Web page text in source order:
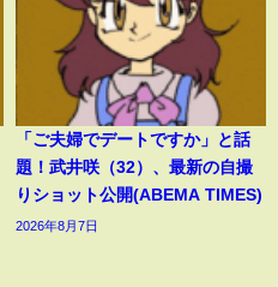
「ご夫婦でデートですか」と話
題！武井咲（32）、最新の自撮
りショット公開(ABEMA TIMES)
2026年8月7日